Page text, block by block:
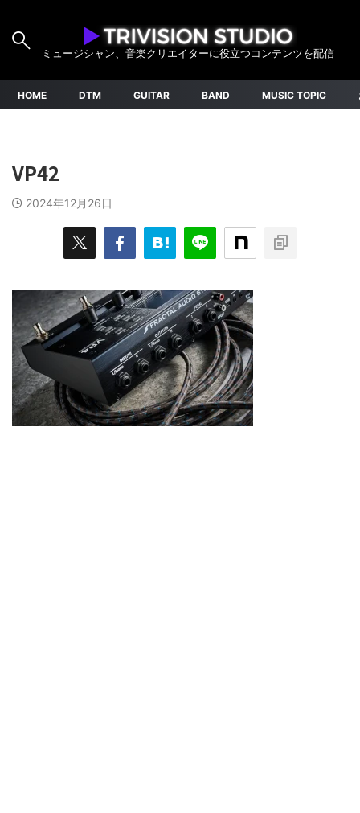
ミュージシャン、音楽クリエイターに役立つコンテンツを配信
HOME DTM GUITAR BAND MUSIC TOPIC
VP42
2024年12月26日